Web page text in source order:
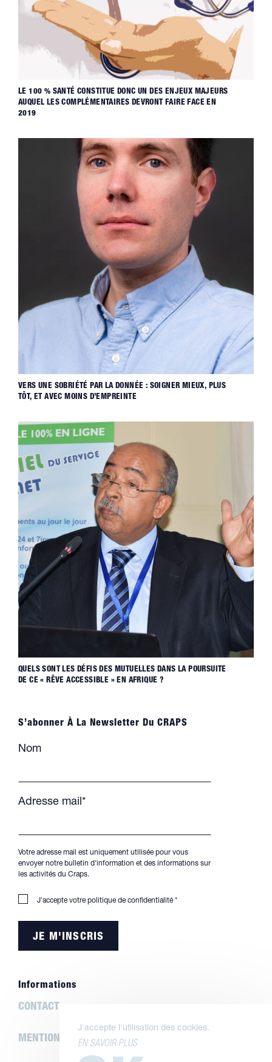
LE 100 % SANTÉ CONSTITUE DONC UN DES ENJEUX MAJEURS
AUQUEL LES COMPLÉMENTAIRES DEVRONT FAIRE FACE EN
2019
VERS UNE SOBRIÉTÉ PAR LA DONNÉE : SOIGNER MIEUX, PLUS
TÔT, ET AVEC MOINS D’EMPREINTE
QUELS SONT LES DÉFIS DES MUTUELLES DANS LA POURSUITE
DE CE « RÊVE ACCESSIBLE » EN AFRIQUE ?
S’abonner À La Newsletter Du CRAPS
Nom
Adresse mail*
Votre adresse mail est uniquement utilisée pour vous
envoyer notre bulletin d'information et des informations sur
les activités du Craps.
J'accepte votre politique de confidentialité *
Informations
CONTACT
MENTIONS LÉGALES
J'accepte l'utilisation des cookies.
EN SAVOIR PLUS